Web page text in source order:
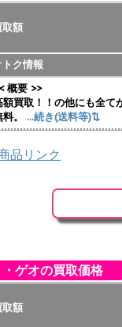
取額
トク情報
概要 >>
額買取！！の他にも全て
。
...続き(送料等)⇅
・ゲオの買取価格
取額